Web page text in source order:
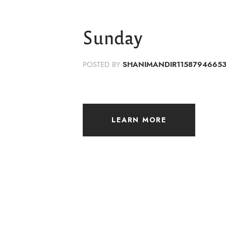
Sunday
POSTED BY SHANIMANDIR11587946653
LEARN MORE